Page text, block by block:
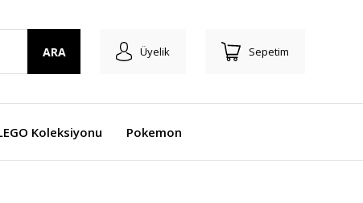
ARA Üyelik Sepetim
Koleksiyonu Pokemon